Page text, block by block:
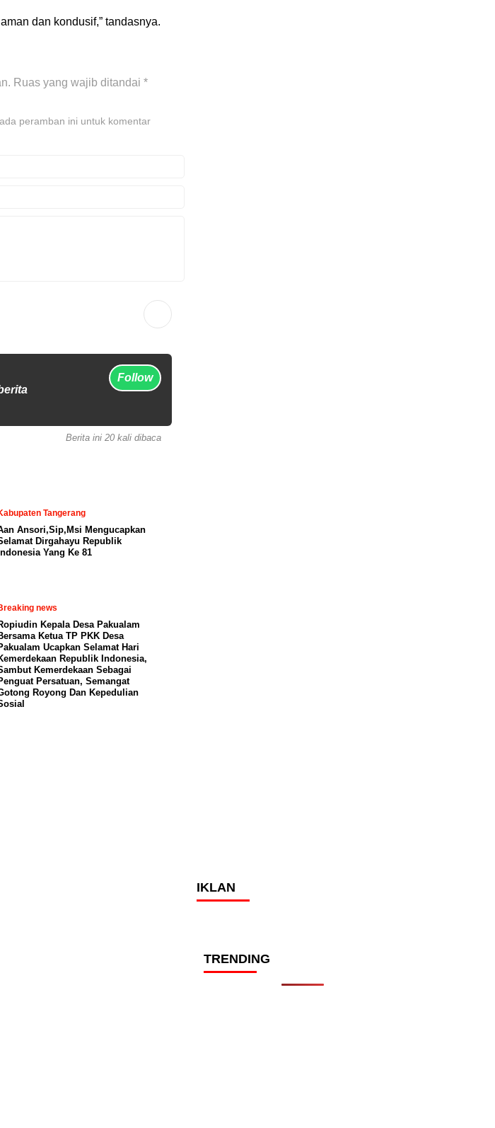
dan kondusif,” tandasnya.
Ruas yang wajib ditandai *
peramban ini untuk komentar
Follow
Berita ini 20 kali dibaca
Tangerang
Ansori,Sip,Msi Mengucapkan
Dirgahayu Republik
Indonesia Yang Ke 81
news
Kepala Desa Pakualam
Ketua TP PKK Desa
Ucapkan Selamat Hari
Republik Indonesia,
Kemerdekaan Sebagai
Persatuan, Semangat
Royong Dan Kepedulian
IKLAN
TRENDING